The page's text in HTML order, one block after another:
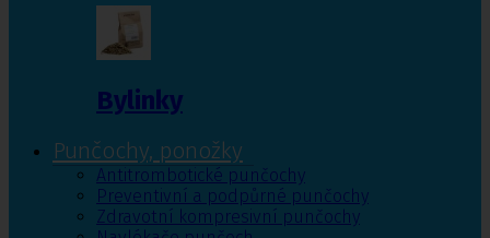
Bylinky
Punčochy, ponožky
Antitrombotické punčochy
Preventivní a podpůrné punčochy
Zdravotní kompresivní punčochy